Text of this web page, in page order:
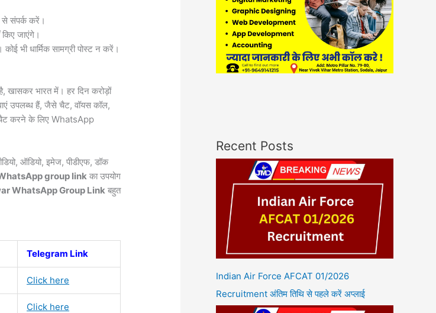
से संपर्क करें।
किए जाएंगे।
भी धार्मिक सामग्री पोस्ट न करें।
भारत में। हर दिन करोड़ों
उपलब्ध हैं, जैसे चैट, वॉयस कॉल,
चैट करने के लिए WhatsApp
ऑडियो, इमेज, पीडीएफ, डॉक
group link का उपयोग
WhatsApp Group Link बहुत
Telegram Link
Click here
Click here
Recent Posts
Indian Air Force AFCAT 01/2026
Recruitment अंतिम तिथि से पहले करें अप्लाई